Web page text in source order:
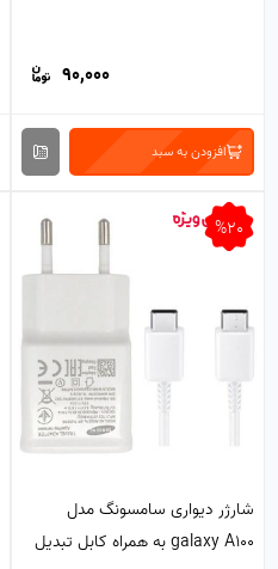
90,000
افزودن به سبد
شارژر دیواری سامسونگ مدل
galaxy A100 به همراه کابل تبدیل
%20